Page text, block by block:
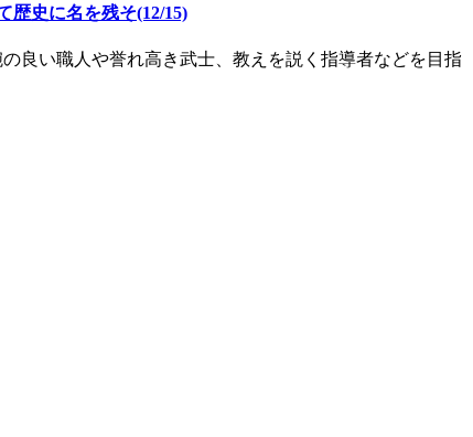
歴史に名を残そ(12/15)
良い職人や誉れ高き武士、教えを説く指導者などを目指